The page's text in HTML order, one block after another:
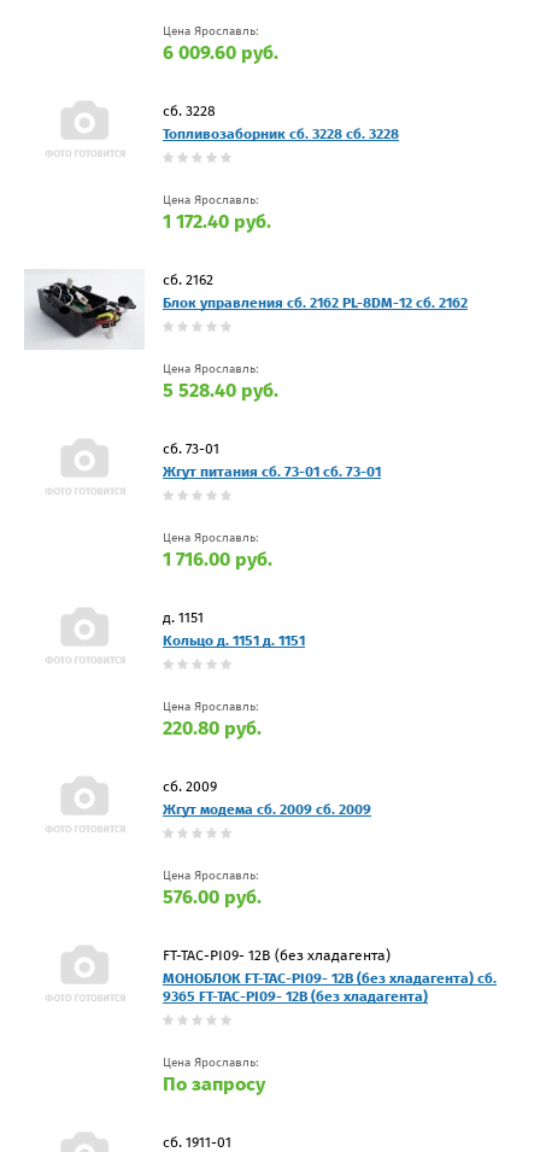
Цена Ярославль:
6 009.60 руб.
сб. 3228
Топливозаборник сб. 3228 сб. 3228
Цена Ярославль:
1 172.40 руб.
сб. 2162
Блок управления сб. 2162 PL-8DM-12 сб. 2162
Цена Ярославль:
5 528.40 руб.
сб. 73-01
Жгут питания сб. 73-01 сб. 73-01
Цена Ярославль:
1 716.00 руб.
д. 1151
Кольцо д. 1151 д. 1151
Цена Ярославль:
220.80 руб.
сб. 2009
Жгут модема сб. 2009 сб. 2009
Цена Ярославль:
576.00 руб.
FT-TAC-PI09- 12В (без хладагента)
МОНОБЛОК FT-TAC-PI09- 12В (без хладагента) сб.
9365 FT-TAC-PI09- 12В (без хладагента)
Цена Ярославль:
По запросу
сб. 1911-01